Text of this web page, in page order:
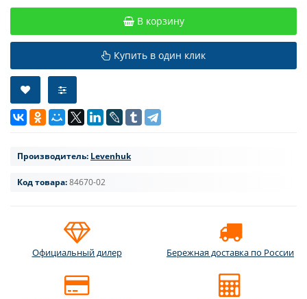
В корзину
Купить в один клик
Производитель: Levenhuk
Код товара:84670-02
Официальный дилер Бережная доставка по России